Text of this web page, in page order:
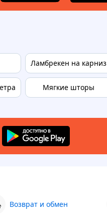
Ламбрекен на карниз
Мягкие шторы
Возврат и обмен